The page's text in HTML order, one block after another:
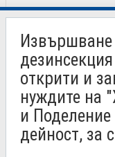
открити и
нуждите на
и
дейност, за